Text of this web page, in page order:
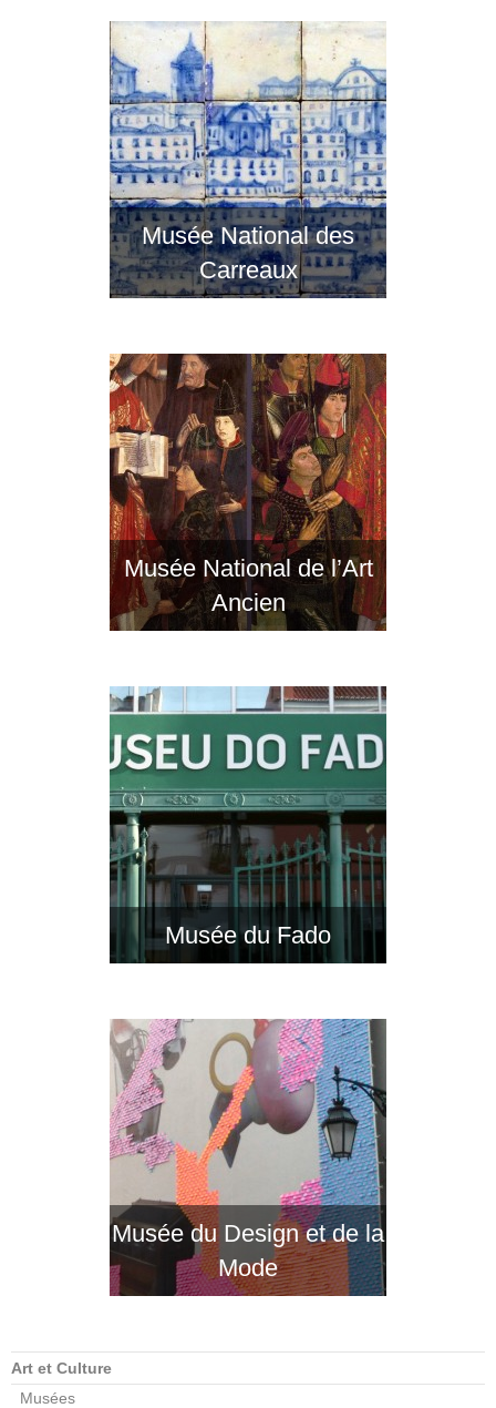
Musée National des
Carreaux
Musée National de l’Art
Ancien
Musée du Fado
Musée du Design et de la
Mode
Art et Culture
Musées